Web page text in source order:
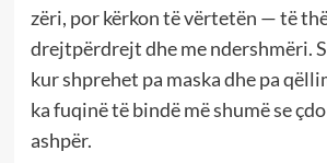
zëri, por kërkon të vërtetën — të
drejtpërdrejt dhe me ndershmëri.
kur shprehet pa maska dhe pa
ka fuqinë të bindë më shumë se
ashpër.